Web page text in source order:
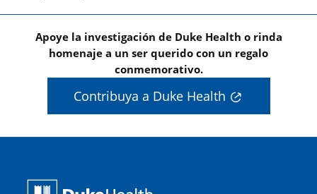
Apoye la investigación de Duke Health o rinda
homenaje a un ser querido con un regalo
conmemorativo.
Contribuya a Duke Health